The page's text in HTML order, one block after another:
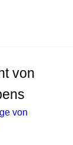
von
von